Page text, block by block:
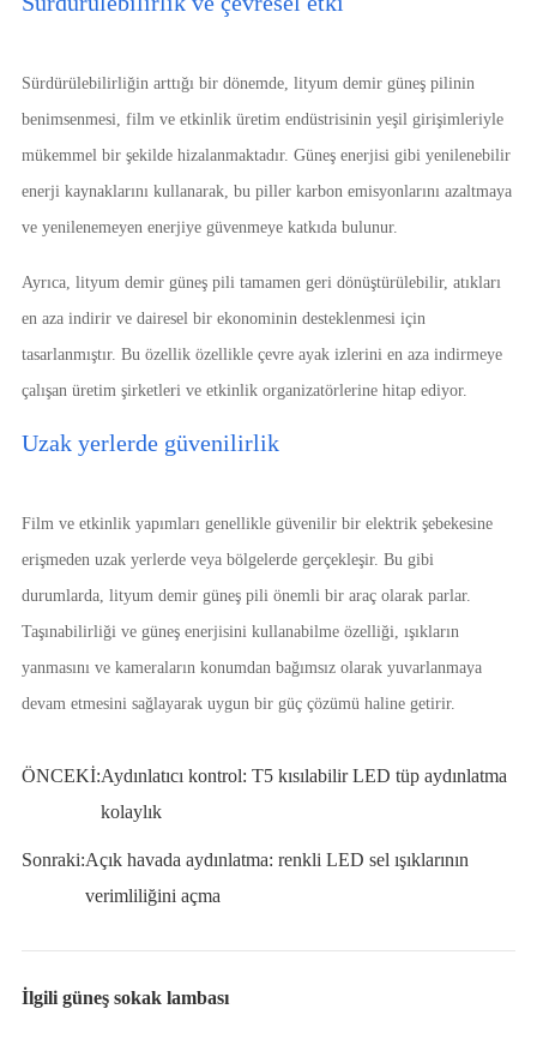
Sürdürülebilirliğin arttığı bir dönemde, lityum demir güneş pilinin
benimsenmesi, film ve etkinlik üretim endüstrisinin yeşil girişimleriyle
mükemmel bir şekilde hizalanmaktadır. Güneş enerjisi gibi yenilenebilir
enerji kaynaklarını kullanarak, bu piller karbon emisyonlarını azaltmaya
ve yenilenemeyen enerjiye güvenmeye katkıda bulunur.
Ayrıca, lityum demir güneş pili tamamen geri dönüştürülebilir, atıkları
en aza indirir ve dairesel bir ekonominin desteklenmesi için
tasarlanmıştır. Bu özellik özellikle çevre ayak izlerini en aza indirmeye
çalışan üretim şirketleri ve etkinlik organizatörlerine hitap ediyor.
Uzak yerlerde güvenilirlik
Film ve etkinlik yapımları genellikle güvenilir bir elektrik şebekesine
erişmeden uzak yerlerde veya bölgelerde gerçekleşir. Bu gibi
durumlarda, lityum demir güneş pili önemli bir araç olarak parlar.
Taşınabilirliği ve güneş enerjisini kullanabilme özelliği, ışıkların
yanmasını ve kameraların konumdan bağımsız olarak yuvarlanmaya
devam etmesini sağlayarak uygun bir güç çözümü haline getirir.
ÖNCEKİ:Aydınlatıcı kontrol: T5 kısılabilir LED tüp aydınlatma
kolaylık
Sonraki:Açık havada aydınlatma: renkli LED sel ışıklarının
verimliliğini açma
İlgili güneş sokak lambası